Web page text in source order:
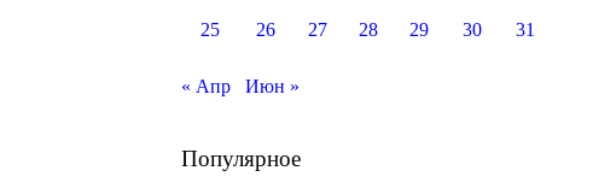
25 26 27 28 29 30 31
« Апр Июн »
Популярное